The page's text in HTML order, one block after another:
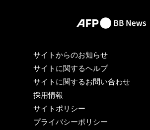
サイトからのお知らせ
サイトに関するヘルプ
サイトに関するお問い合わせ
採用情報
サイトポリシー
プライバシーポリシー